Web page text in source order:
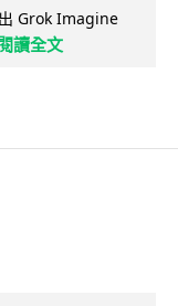
Grok Imagine
讀全文